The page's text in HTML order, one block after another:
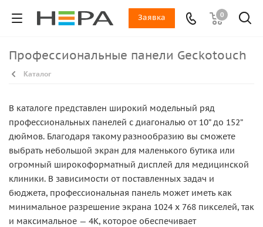
0
Заявка
Профессиональные панели Geckotouch
Каталог
В каталоге представлен широкий модельный ряд
профессиональных панелей с диагональю от 10” до 152”
дюймов. Благодаря такому разнообразию вы сможете
выбрать небольшой экран для маленького бутика или
огромный широкоформатный дисплей для медицинской
клиники. В зависимости от поставленных задач и
бюджета, профессиональная панель может иметь как
минимальное разрешение экрана 1024 x 768 пикселей, так
и максимальное — 4K, которое обеспечивает